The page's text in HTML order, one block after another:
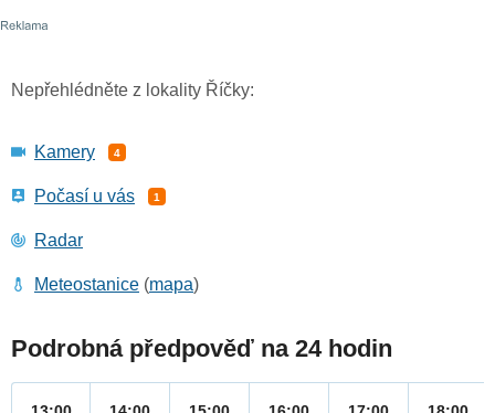
Nepřehlédněte z lokality Říčky:
Kamery 4
Počasí u vás 1
Radar
Meteostanice (mapa)
Podrobná předpověď na 24 hodin